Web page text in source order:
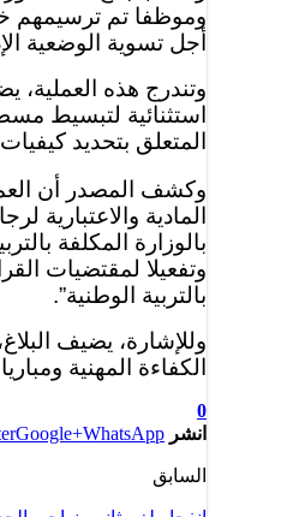
وموظفا تم ترسيمهم
أجل تسوية الوضعية
وتندرج هذه العملية،
استثنائية لتبسيط
المتعلق بتحديد
وكشف المصدر أن
المادية
وتفعيلا لمقتضيات
بالتربية الوطنية”.
وللإشارة، يضيف
الكفاءة المهنية
0
انشر
Google+WhatsApp
السابق